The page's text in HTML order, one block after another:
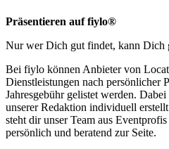
Präsentieren auf fiylo®
Nur wer Dich gut findet, kann Dich
Bei fiylo können Anbieter von
Dienstleistungen nach persönlicher
Jahresgebühr gelistet werden.
unserer Redaktion individuell
steht dir unser Team aus
persönlich und beratend zur Seite.